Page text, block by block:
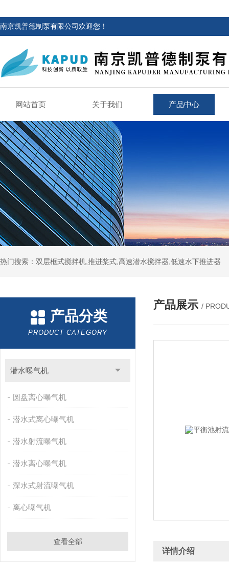
南京凯普德制泵有限公司欢迎您！
网站首页 关于我们 产品中心
热门搜索：双层框式搅拌机,推进桨式,高速潜水搅拌器,低速水下推进器
产品分类
PRODUCT CATEGORY
潜水曝气机
圆盘离心曝气机
潜水式离心曝气机
潜水射流曝气机
潜水离心曝气机
深水式射流曝气机
离心曝气机
查看全部
产品展示 /
详情介绍